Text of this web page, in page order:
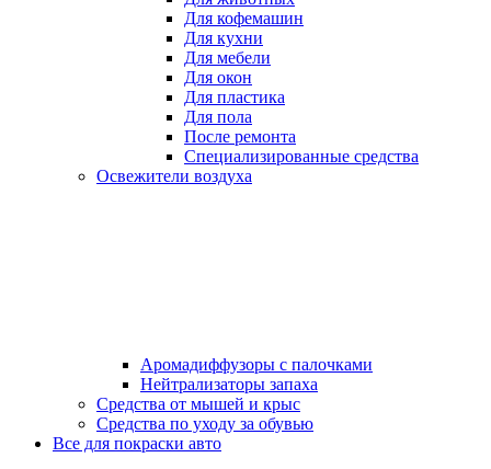
Для кофемашин
Для кухни
Для мебели
Для окон
Для пластика
Для пола
После ремонта
Специализированные средства
Освежители воздуха
Аромадиффузоры с палочками
Нейтрализаторы запаха
Средства от мышей и крыс
Средства по уходу за обувью
Все для покраски авто